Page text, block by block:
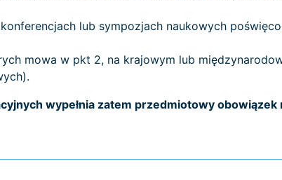
lub sympozjach naukowych
mowa w pkt 2, na krajowym lub
wypełnia zatem przedmiotowy obowiązek